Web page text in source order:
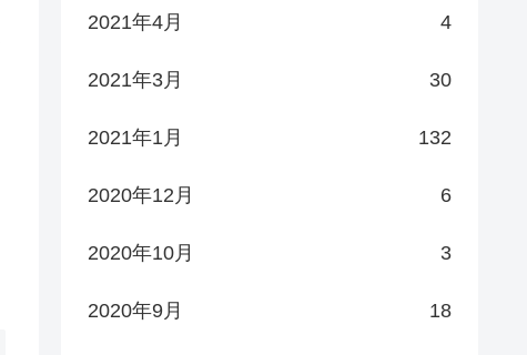
2021年4月 4
2021年3月 30
2021年1月 132
2020年12月 6
2020年10月 3
2020年9月 18